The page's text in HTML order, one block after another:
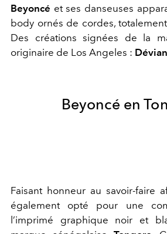
Beyoncé et ses danseuses
body ornés de cordes,
Des créations signées de la
originaire de Los Angeles :
Beyoncé en
Faisant honneur au savoir-faire
également opté pour une
l’imprimé graphique noir et